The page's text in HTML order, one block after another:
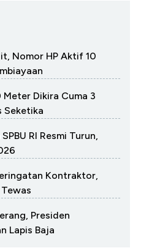
Nomor HP Aktif 10
Dikira Cuma 3
Seketika
RI Resmi Turun,
Kontraktor,
Presiden
Lapis Baja